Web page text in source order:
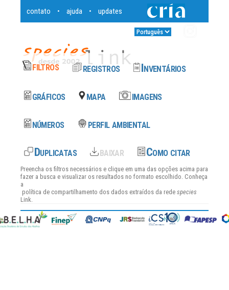
contato • ajuda • updates
Preencha os filtros necessários e clique em uma das opções acima para
fazer a busca e visualizar os resultados no formato escolhido. Conheça
a
política de compartilhamento dos dados extraídos da rede species
Link.